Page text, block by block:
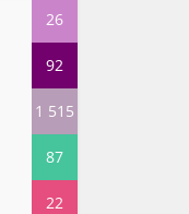
26
92
1 515
87
22